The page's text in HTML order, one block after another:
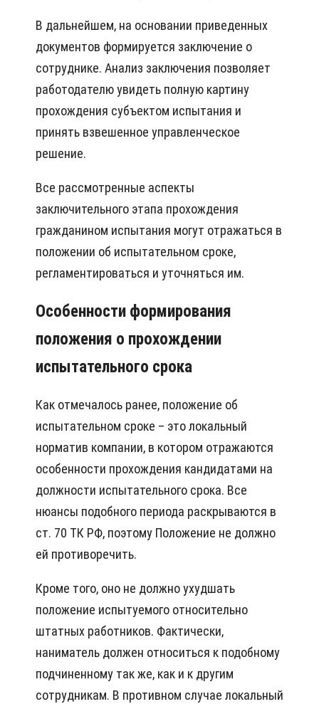
В дальнейшем, на основании приведенных
документов формируется заключение о
сотруднике. Анализ заключения позволяет
работодателю увидеть полную картину
прохождения субъектом испытания и
принять взвешенное управленческое
решение.
Все рассмотренные аспекты
заключительного этапа прохождения
гражданином испытания могут отражаться в
положении об испытательном сроке,
регламентироваться и уточняться им.
Особенности формирования
положения о прохождении
испытательного срока
Как отмечалось ранее, положение об
испытательном сроке – это локальный
норматив компании, в котором отражаются
особенности прохождения кандидатами на
должности испытательного срока. Все
нюансы подобного периода раскрываются в
ст. 70 ТК РФ, поэтому Положение не должно
ей противоречить.
Кроме того, оно не должно ухудшать
положение испытуемого относительно
штатных работников. Фактически,
наниматель должен относиться к подобному
подчиненному так же, как и к другим
сотрудникам. В противном случае локальный